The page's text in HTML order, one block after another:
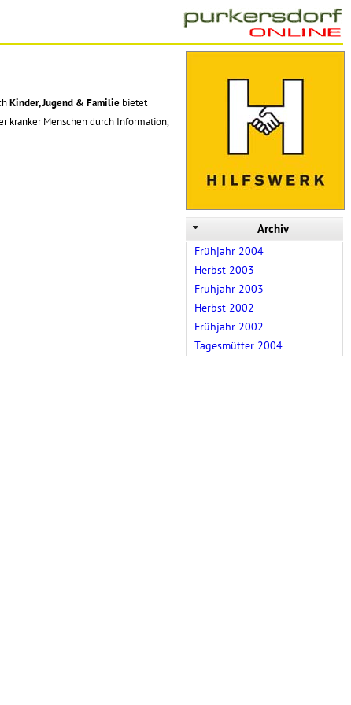
Archiv
Frühjahr 2004
Herbst 2003
Frühjahr 2003
Herbst 2002
Frühjahr 2002
Tagesmütter 2004
Kinder, Jugend & Familie bietet
kranker Menschen durch Information,